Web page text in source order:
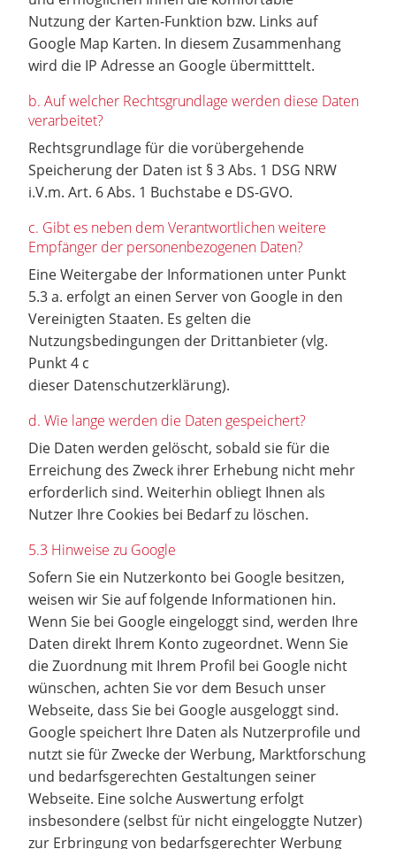
Nutzung der Karten-Funktion bzw. Links auf
Google Map Karten. In diesem Zusammenhang
wird die IP Adresse an Google übermitttelt.
b. Auf welcher Rechtsgrundlage werden diese Daten
verarbeitet?
Rechtsgrundlage für die vorübergehende
Speicherung der Daten ist § 3 Abs. 1 DSG NRW
i.V.m. Art. 6 Abs. 1 Buchstabe e DS-GVO.
c. Gibt es neben dem Verantwortlichen weitere
Empfänger der personenbezogenen Daten?
Eine Weitergabe der Informationen unter Punkt
5.3 a. erfolgt an einen Server von Google in den
Vereinigten Staaten. Es gelten die
Nutzungsbedingungen der Drittanbieter (vlg.
Punkt 4 c
dieser Datenschutzerklärung).
d. Wie lange werden die Daten gespeichert?
Die Daten werden gelöscht, sobald sie für die
Erreichung des Zweck ihrer Erhebung nicht mehr
erforderlich sind. Weiterhin obliegt Ihnen als
Nutzer Ihre Cookies bei Bedarf zu löschen.
5.3 Hinweise zu Google
Sofern Sie ein Nutzerkonto bei Google besitzen,
weisen wir Sie auf folgende Informationen hin.
Wenn Sie bei Google eingeloggt sind, werden Ihre
Daten direkt Ihrem Konto zugeordnet. Wenn Sie
die Zuordnung mit Ihrem Profil bei Google nicht
wünschen, achten Sie vor dem Besuch unser
Webseite, dass Sie bei Google ausgeloggt sind.
Google speichert Ihre Daten als Nutzerprofile und
nutzt sie für Zwecke der Werbung, Marktforschung
und bedarfsgerechten Gestaltungen seiner
Webseite. Eine solche Auswertung erfolgt
insbesondere (selbst für nicht eingeloggte Nutzer)
zur Erbringung von bedarfsgerechter Werbung